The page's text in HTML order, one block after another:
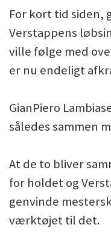
For kort tid siden,
Verstappens
ville følge med
er nu endeligt
GianPiero
således sammen
At de to bliver
for holdet og
genvinde
værktøjet til det.